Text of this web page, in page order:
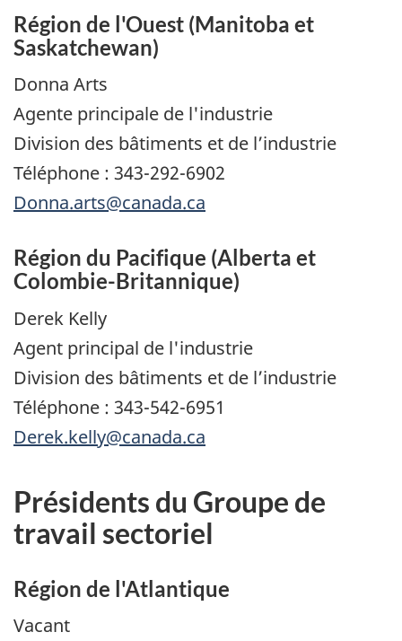
Région de l'Ouest (Manitoba et
Saskatchewan)
Donna Arts
Agente principale de l'industrie
Division des bâtiments et de l’industrie
Téléphone : 343-292-6902
Donna.arts@canada.ca
Région du Pacifique (Alberta et
Colombie-Britannique)
Derek Kelly
Agent principal de l'industrie
Division des bâtiments et de l’industrie
Téléphone : 343-542-6951
Derek.kelly@canada.ca
Présidents du Groupe de
travail sectoriel
Région de l'Atlantique
Vacant